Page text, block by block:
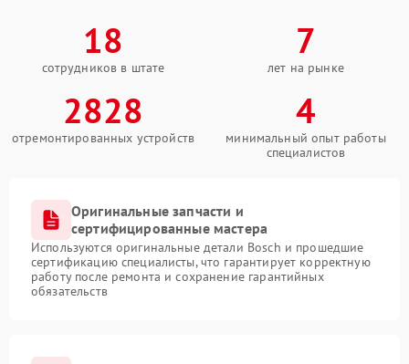
18
сотрудников в штате
7
лет на рынке
2828
отремонтированных устройств
4
минимальный опыт работы
специалистов
Оригинальные запчасти и
сертифицированные мастера
Используются оригинальные детали Bosch и прошедшие
сертификацию специалисты, что гарантирует корректную
работу после ремонта и сохранение гарантийных
обязательств